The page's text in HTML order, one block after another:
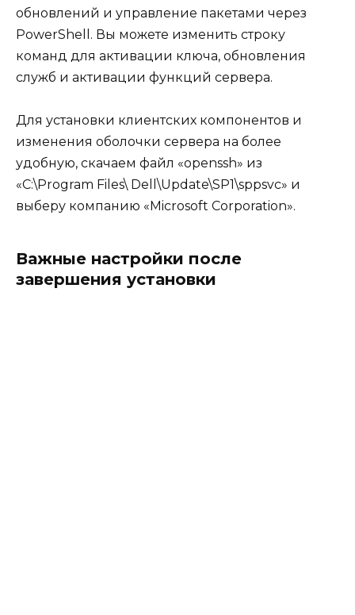
обновлений и управление пакетами через
PowerShell. Вы можете изменить строку
команд для активации ключа, обновления
служб и активации функций сервера.
Для установки клиентских компонентов и
изменения оболочки сервера на более
удобную, скачаем файл «openssh» из
«C:\Program Files\ Dell\Update\SP1\sppsvc» и
выберу компанию «Microsoft Corporation».
Важные настройки после
завершения установки